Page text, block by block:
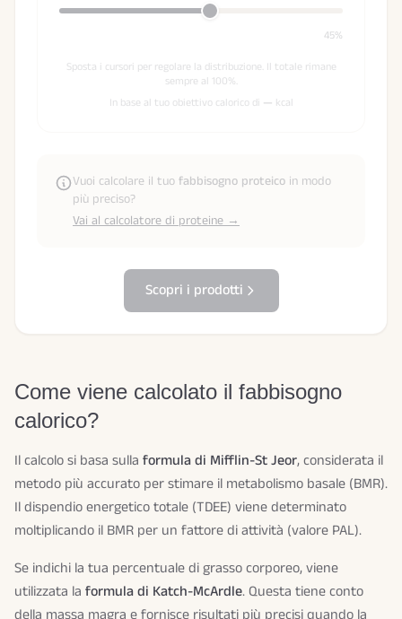
45%
Sposta i cursori per regolare la distribuzione. Il totale rimane
sempre al 100%.
In base al tuo obiettivo calorico di — kcal
Vuoi calcolare il tuo fabbisogno proteico in modo
più preciso?
Vai al calcolatore di proteine →
Scopri i prodotti
Come viene calcolato il fabbisogno
calorico?
Il calcolo si basa sulla formula di Mifflin-St Jeor, considerata il
metodo più accurato per stimare il metabolismo basale (BMR).
Il dispendio energetico totale (TDEE) viene determinato
moltiplicando il BMR per un fattore di attività (valore PAL).
Se indichi la tua percentuale di grasso corporeo, viene
utilizzata la formula di Katch-McArdle. Questa tiene conto